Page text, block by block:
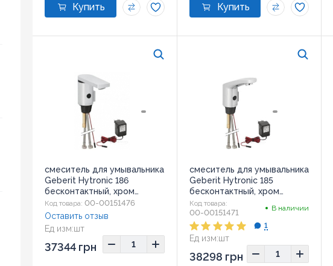
смеситель для умывальника
Geberit Hytronic 186
бесконтактный, хром
(116.246.21.1)
Код товара: 00-00151476
Ед изм:шт
Оставить отзыв
37344 грн
смеситель для умывальника
Geberit Hytronic 185
бесконтактный, хром
(116.155.21.1)
Код товара:
00-00151471 В наличии
Ед изм:шт
1
38298 грн